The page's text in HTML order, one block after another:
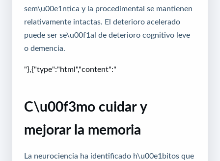
sem\u00e1ntica y la procedimental se mantienen
relativamente intactas. El deterioro acelerado
puede ser se\u00f1al de deterioro cognitivo leve
o demencia.
"},{"type":"html","content":"
C\u00f3mo cuidar y
mejorar la memoria
La neurociencia ha identificado h\u00e1bitos que